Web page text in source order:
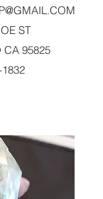
M
ST
CA 95825